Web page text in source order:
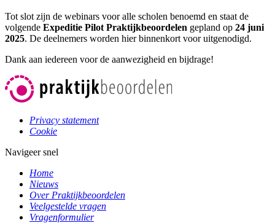
Tot slot zijn de webinars voor alle scholen benoemd en staat de
volgende Expeditie Pilot Praktijkbeoordelen gepland op 24 juni
2025. De deelnemers worden hier binnenkort voor uitgenodigd.
Dank aan iedereen voor de aanwezigheid en bijdrage!
Privacy statement
Cookie
Navigeer snel
Home
Nieuws
Over Praktijkbeoordelen
Veelgestelde vragen
Vragenformulier